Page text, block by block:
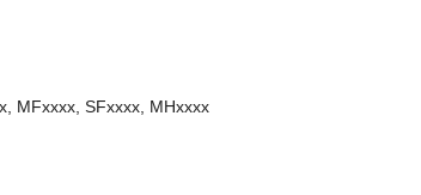
MFxxxx, SFxxxx, MHxxxx